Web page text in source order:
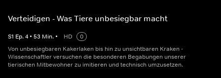
Verteidigen - Was Tiere unbesiegbar macht
S1 Ep.4 • 53 Min. • HD
0
Von unbesiegbaren Kakerlaken bis hin zu unsichtbaren Kraken -
Wissenschaftler versuchen die besonderen Begabungen unserer
tierischen Mitbewohner zu imitieren und technisch umzusetzen.